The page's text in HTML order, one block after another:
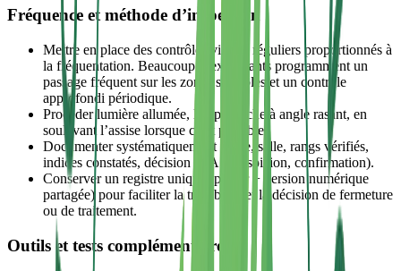
Fréquence et méthode d’inspection
Mettre en place des contrôles visuels réguliers proportionnés à
la fréquentation. Beaucoup d’exploitants programment un
passage fréquent sur les zones sensibles et un contrôle
approfondi périodique.
Procéder lumière allumée, lampe torche à angle rasant, en
soulevant l’assise lorsque c’est possible.
Documenter systématiquement : date, salle, rangs vérifiés,
indices constatés, décision (RAS, suspicion, confirmation).
Conserver un registre unique (papier + version numérique
partagée) pour faciliter la traçabilité et la décision de fermeture
ou de traitement.
Outils et tests complémentaires